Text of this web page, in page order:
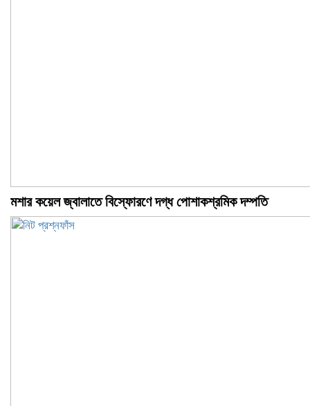
মশার কয়েল জ্বালাতে বিস্ফোরণে দগ্ধ পোশাকশ্রমিক দম্পতি